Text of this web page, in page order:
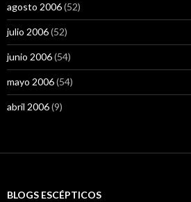
agosto 2006(52)
julio 2006(52)
junio 2006(54)
mayo 2006(54)
abril 2006(9)
BLOGS ESCÉPTICOS